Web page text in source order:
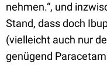
nehmen.“, und
Stand, dass doch
(vielleicht auch nur
genügend